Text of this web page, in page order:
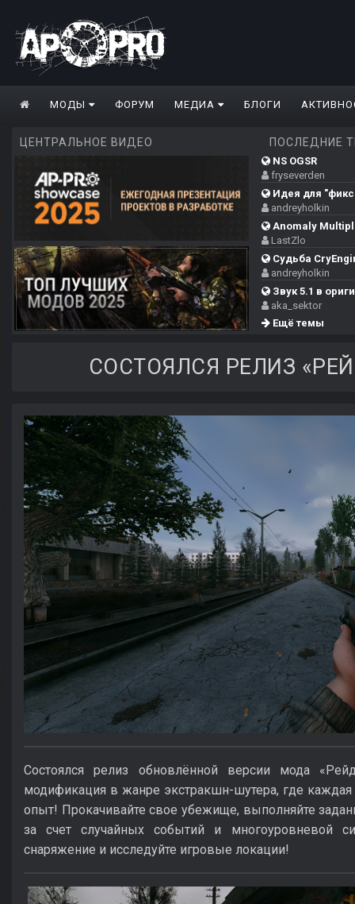
МОДЫ ФОРУМ МЕДИА БЛОГИ
ЦЕНТРАЛЬНОЕ ВИДЕО ПОСЛЕДНИЕ
NS OGSR
fryseverden
Идея для
andreyholkin
Anomaly
LastZlo
Судьба
andreyholkin
Звук 5.1 в
aka_sektor
Ещё темы
СОСТОЯЛСЯ РЕЛИЗ
Состоялся релиз обновлённой версии мода
модификация в жанре экстракшн-шутера, где
опыт! Прокачивайте свое убежище, выполняйте
за счет случайных событий и многоуровневой
снаряжение и исследуйте игровые локации!